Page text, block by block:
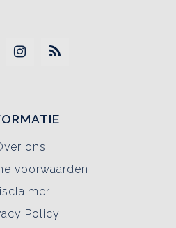
ons
voorwaarden
Policy